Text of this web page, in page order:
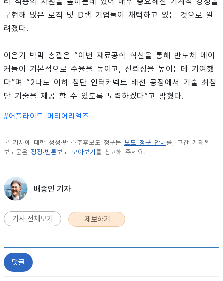
리 적층의 차원을 높이는데 있어 매우 중요해진 기계적 강성을
구현해 많은 로직 및 D램 기업들이 채택하고 있는 것으로 알
려졌다.
이은기 박막 총괄은 “이번 재료공학 혁신을 통해 반도체 메이
커들이 기본적으로 수율을 높이고, 신뢰성을 높이는데 기여했
다”며 “2나노 이하 첨단 인터커넥트 배선 공정에서 기술 최첨
단 기술을 제공 할 수 있도록 노력하겠다”고 밝혔다.
#어플라이드 머티어리얼즈
본 기사에 대한 정정·반론·추후보도 청구는 보도 청구 안내 를, 그간 게재된
보도문은 정정·반론보도 모아보기 를 참고해 주세요.
배종인 기자
기사 전체보기 제보하기
댓글